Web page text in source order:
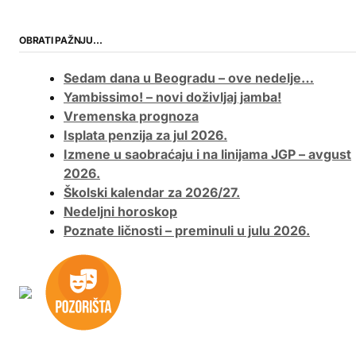
OBRATI PAŽNJU…
Sedam dana u Beogradu – ove nedelje…
Yambissimo! – novi doživljaj jamba!
Vremenska prognoza
Isplata penzija za jul 2026.
Izmene u saobraćaju i na linijama JGP – avgust
2026.
Školski kalendar za 2026/27.
Nedeljni horoskop
Poznate ličnosti – preminuli u julu 2026.